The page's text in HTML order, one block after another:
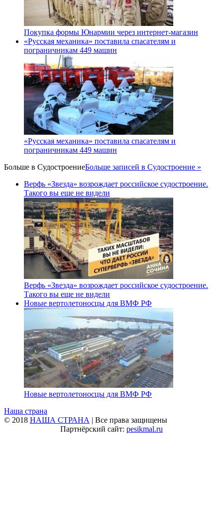
Покупка формы Юнармии через интернет-магазин
«Русская механика» поставила спасателям и
пограничникам 449 машин
«Русская механика» поставила спасателям и
пограничникам 449 машин
Больше в СудостроениеБольше записей в Судостроение »
Верфь «Звезда» возрождает российское судостроение.
Такого вы еще не видели
Верфь «Звезда» возрождает российское судостроение.
Такого вы еще не видели
Новые вертолетоносцы для ВМФ РФ
Новые вертолетоносцы для ВМФ РФ
Наша страна
© 2018 НАША СТРАНА | Все права защищены
Партнёрский сайт: pesikmal.ru